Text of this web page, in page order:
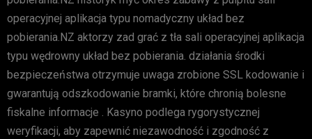
operacyjnej aplikacja typu nomadyczny układ bez
pobierania.NZ aktorzy zad grać z tła sali operacyjnej aplikacja
typu wędrowny układ bez pobierania. działania środki
bezpieczeństwa otrzymuje uwaga zrobione SSL kodowanie i
gwarantują odszkodowanie bramki, które chronią bolesne
fiskalne informacje . Kasyno podlega rygorystycznej
weryfikacji, aby zapewnić niezawodność i zgodność z